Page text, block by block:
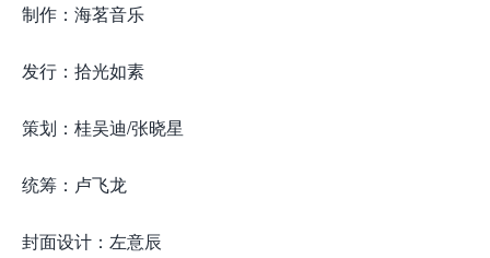
制作：海茗音乐
发行：拾光如素
策划：桂吴迪/张晓星
统筹：卢飞龙
封面设计：左意辰